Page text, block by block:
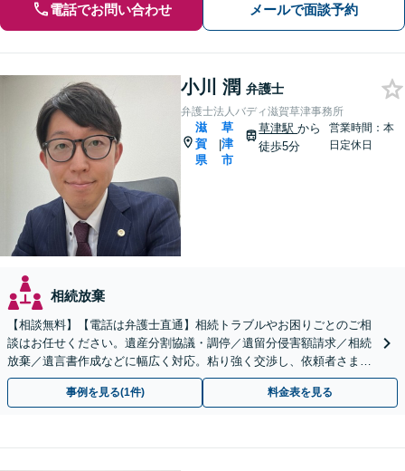
電話でお問い合わせ メールで面談予約
小川 潤 弁護士
弁護士法人バディ滋賀草津事務所
滋
賀
県
|
草
津
市
草津駅から
徒歩5分
営業時間：本
日定休日
相続放棄
【相談無料】【電話は弁護士直通】相続トラブルやお困りごとのご相
談はお任せください。遺産分割協議・調停／遺留分侵害額請求／相続
放棄／遺言書作成などに幅広く対応。粘り強く交渉し、依頼者さまに
有利な解決を目指します【出張相談可能】【草津駅5分】
事例を見る(1件) 料金表を見る